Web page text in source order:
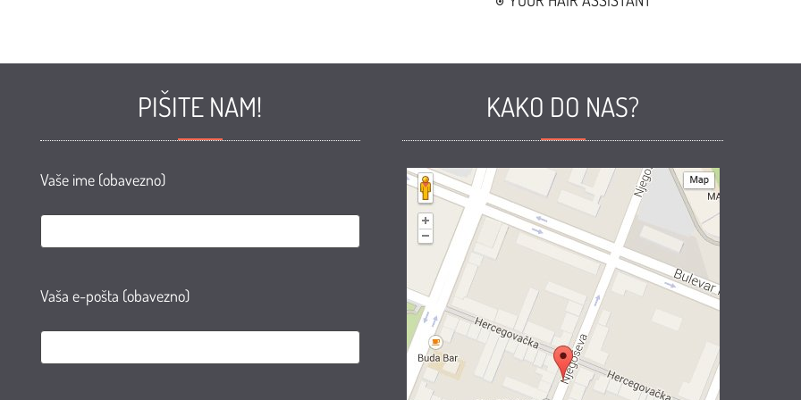
PIŠITE NAM!
Vaše ime (obavezno)
Vaša e-pošta (obavezno)
KAKO DO NAS?